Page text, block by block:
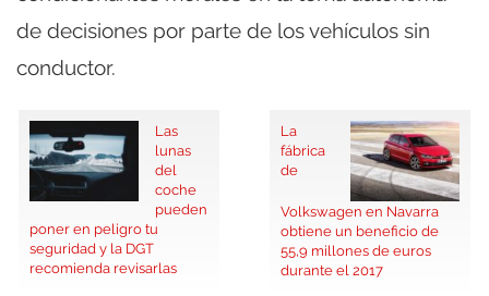
de decisiones por parte de los vehículos sin
conductor.
Las
lunas
del
coche
pueden
poner en peligro tu
seguridad y la DGT
recomienda revisarlas
La
fábrica
de
Volkswagen en Navarra
obtiene un beneficio de
55,9 millones de euros
durante el 2017